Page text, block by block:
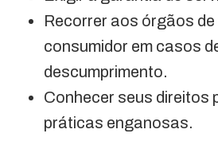
Recorrer aos órgãos
consumidor em casos
descumprimento.
Conhecer seus direitos
práticas enganosas.